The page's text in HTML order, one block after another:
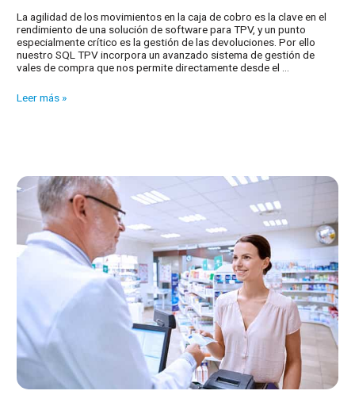
La agilidad de los movimientos en la caja de cobro es la clave en el
rendimiento de una solución de software para TPV, y un punto
especialmente crítico es la gestión de las devoluciones. Por ello
nuestro SQL TPV incorpora un avanzado sistema de gestión de
vales de compra que nos permite directamente desde el …
Emitir
cliente
Leer más »